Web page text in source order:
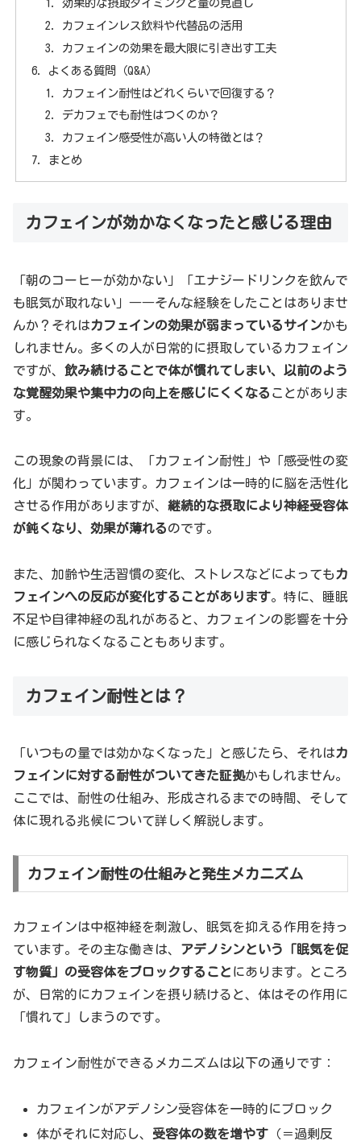
効果的な摂取タイミングと量の見直し
カフェインレス飲料や代替品の活用
カフェインの効果を最大限に引き出す工夫
よくある質問（Q&A）
カフェイン耐性はどれくらいで回復する？
デカフェでも耐性はつくのか？
カフェイン感受性が高い人の特徴とは？
まとめ
カフェインが効かなくなったと感じる理由
「朝のコーヒーが効かない」「エナジードリンクを飲んで
も眠気が取れない」――そんな経験をしたことはありませ
んか？それはカフェインの効果が弱まっているサインかも
しれません。多くの人が日常的に摂取しているカフェイン
ですが、 飲み続けることで体が慣れてしまい、以前のよう
な覚醒効果や集中力の向上を感じにくくなる ことがありま
す。
この現象の背景には、「カフェイン耐性」や「感受性の変
化」が関わっています。カフェインは一時的に脳を活性化
させる作用がありますが、 継続的な摂取により神経受容体
が鈍くなり、効果が薄れるのです。
また、加齢や生活習慣の変化、ストレスなどによっても カ
フェインへの反応が変化することがあります。特に、睡眠
不足や自律神経の乱れがあると、カフェインの影響を十分
に感じられなくなることもあります。
カフェイン耐性とは？
「いつもの量では効かなくなった」と感じたら、それはカ
フェインに対する耐性がついてきた証拠かもしれません。
ここでは、耐性の仕組み、形成されるまでの時間、そして
体に現れる兆候について詳しく解説します。
カフェイン耐性の仕組みと発生メカニズム
カフェインは中枢神経を刺激し、眠気を抑える作用を持っ
ています。その主な働きは、 アデノシンという「眠気を促
す物質」の受容体をブロックすること にあります。ところ
が、日常的にカフェインを摂り続けると、体はその作用に
「慣れて」しまうのです。
カフェイン耐性ができるメカニズムは以下の通りです：
カフェインがアデノシン受容体を一時的にブロック
体がそれに対応し、 受容体の数を増やす （＝過剰反